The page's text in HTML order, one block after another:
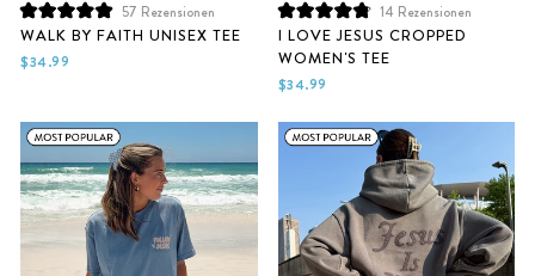
Mit
5.0
von
5
57 Rezensionen
WALK BY FAITH UNISEX TEE
$34.99
Mit
4.9
von
5
Sternen
14 Rezensionen
I LOVE JESUS CROPPED
WOMEN'S TEE
$34.99